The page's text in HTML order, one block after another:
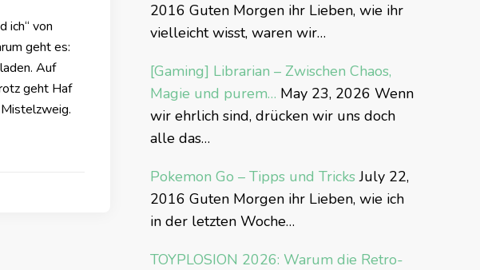
ich“ von
geht es:
Auf
geht Haf
2016 Guten Morgen ihr Lieben, wie ihr
vielleicht wisst, waren wir…
[Gaming] Librarian – Zwischen Chaos,
Magie und purem… May 23, 2026 Wenn
wir ehrlich sind, drücken wir uns doch
alle das…
Pokemon Go – Tipps und Tricks July 22,
2016 Guten Morgen ihr Lieben, wie ich
in der letzten Woche…
TOYPLOSION 2026: Warum die Retro-